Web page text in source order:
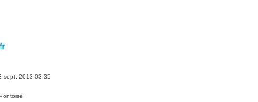
sept. 2013 03:35